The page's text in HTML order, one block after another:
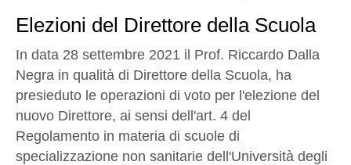
Elezioni del Direttore della Scuola
In data 28 settembre 2021 il Prof. Riccardo Dalla
Negra in qualità di Direttore della Scuola, ha
presieduto le operazioni di voto per l'elezione del
nuovo Direttore, ai sensi dell'art. 4 del
Regolamento in materia di scuole di
specializzazione non sanitarie dell'Università degli